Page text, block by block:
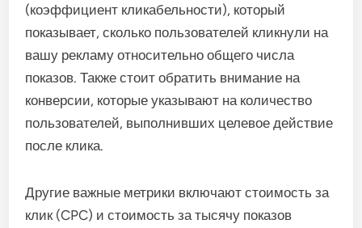
(коэффициент кликабельности), который
показывает, сколько пользователей кликнули на
вашу рекламу относительно общего числа
показов. Также стоит обратить внимание на
конверсии, которые указывают на количество
пользователей, выполнивших целевое действие
после клика.
Другие важные метрики включают стоимость за
клик (CPC) и стоимость за тысячу показов